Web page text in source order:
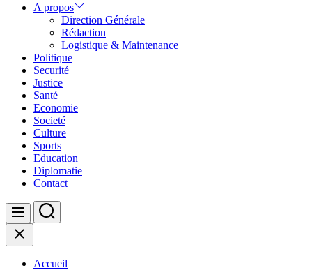
A propos
Direction Générale
Rédaction
Logistique & Maintenance
Politique
Securité
Justice
Santé
Economie
Societé
Culture
Sports
Education
Diplomatie
Contact
Menu Search
Close
Accueil